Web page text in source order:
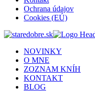
Ochrana údajov
Cookies (EÚ)
NOVINKY
O MNE
ZOZNAM KNÍH
KONTAKT
BLOG